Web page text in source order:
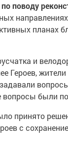
поводу
планах
и
Героев,
вопросы были
принято
с